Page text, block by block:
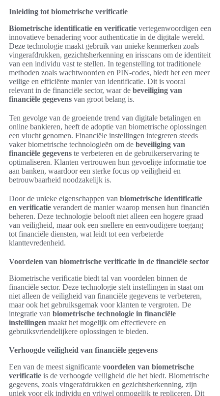
Inleiding tot biometrische verificatie
Biometrische identificatie en verificatie vertegenwoordigen een
innovatieve benadering voor authenticatie in de digitale wereld.
Deze technologie maakt gebruik van unieke kenmerken zoals
vingerafdrukken, gezichtsherkenning en irisscans om de identiteit
van een individu vast te stellen. In tegenstelling tot traditionele
methoden zoals wachtwoorden en PIN-codes, biedt het een meer
veilige en efficiënte manier van identificatie. Dit is vooral
relevant in de financiële sector, waar de beveiliging van
financiële gegevens van groot belang is.
Ten gevolge van de groeiende trend van digitale betalingen en
online bankieren, heeft de adoptie van biometrische oplossingen
een vlucht genomen. Financiële instellingen integreren steeds
vaker biometrische technologieën om de beveiliging van
financiële gegevens te verbeteren en de gebruikerservaring te
optimaliseren. Klanten vertrouwen hun gevoelige informatie toe
aan banken, waardoor een sterke focus op veiligheid en
betrouwbaarheid noodzakelijk is.
Door de unieke eigenschappen van biometrische identificatie
en verificatie verandert de manier waarop mensen hun financiën
beheren. Deze technologie belooft niet alleen een hogere graad
van veiligheid, maar ook een snellere en eenvoudigere toegang
tot financiële diensten, wat leidt tot een verbeterde
klanttevredenheid.
Voordelen van biometrische verificatie in de financiële sector
Biometrische verificatie biedt tal van voordelen binnen de
financiële sector. Deze technologie stelt instellingen in staat om
niet alleen de veiligheid van financiële gegevens te verbeteren,
maar ook het gebruiksgemak voor klanten te vergroten. De
integratie van biometrische technologie in financiële
instellingen maakt het mogelijk om effectievere en
gebruiksvriendelijkere oplossingen te bieden.
Verhoogde veiligheid van financiële gegevens
Een van de meest significante voordelen van biometrische
verificatie is de verhoogde veiligheid die het biedt. Biometrische
gegevens, zoals vingerafdrukken en gezichtsherkenning, zijn
uniek voor elk individu en vrijwel onmogelijk te repliceren. Dit